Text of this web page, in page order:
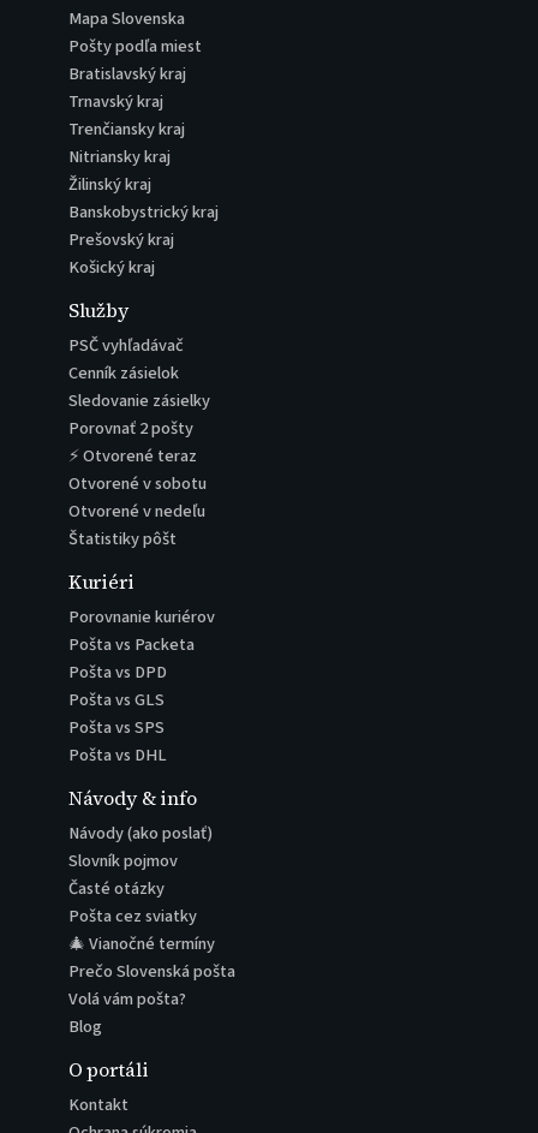
Mapa Slovenska
Pošty podľa miest
Bratislavský kraj
Trnavský kraj
Trenčiansky kraj
Nitriansky kraj
Žilinský kraj
Banskobystrický kraj
Prešovský kraj
Košický kraj
Služby
PSČ vyhľadávač
Cenník zásielok
Sledovanie zásielky
Porovnať 2 pošty
⚡ Otvorené teraz
Otvorené v sobotu
Otvorené v nedeľu
Štatistiky pôšt
Kuriéri
Porovnanie kuriérov
Pošta vs Packeta
Pošta vs DPD
Pošta vs GLS
Pošta vs SPS
Pošta vs DHL
Návody & info
Návody (ako poslať)
Slovník pojmov
Časté otázky
Pošta cez sviatky
🎄 Vianočné termíny
Prečo Slovenská pošta
Volá vám pošta?
Blog
O portáli
Kontakt